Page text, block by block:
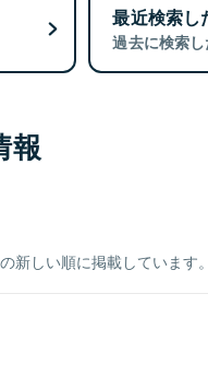
最近検索し
過去に検索し
報
新しい順に掲載しています。